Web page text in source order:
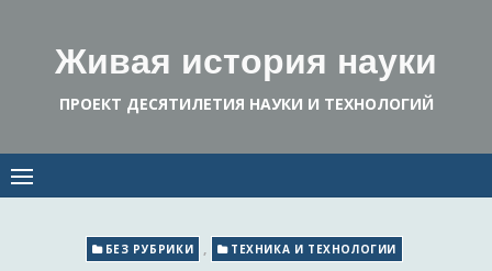
contentЖивая история науки
ПРОЕКТ ДЕСЯТИЛЕТИЯ НАУКИ И ТЕХНОЛОГИЙ
БЕЗ РУБРИКИ , ТЕХНИКА И ТЕХНОЛОГИИ